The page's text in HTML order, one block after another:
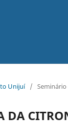
Unijuí / Seminário
DA